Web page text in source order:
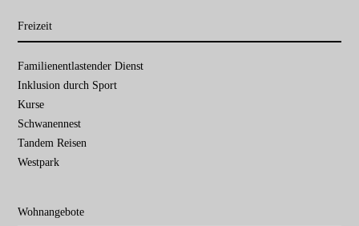
Freizeit
Navigation
überspringen
Familien­entlastender Dienst
Inklusion durch Sport
Kurse
Schwanennest
Tandem Reisen
Westpark
Wohnangebote